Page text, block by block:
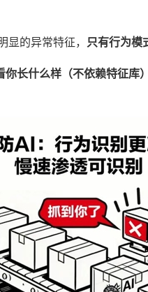
显的异常特征， 只有行为模
你长什么样（不依赖特征库